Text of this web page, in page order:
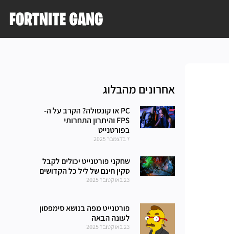
אחרונים מהבלוג
PC או קונסולה? הקרב על ה-
FPS והיתרון התחרותי
בפורטנייט
7 בדצמבר 2025
שחקני פורטנייט יכולים לקבל
סקין חינם של ליל כל הקדושים
23 באוקטובר 2025
פורטנייט מפה בנושא סימפסון
לעונה הבאה
23 באוקטובר 2025